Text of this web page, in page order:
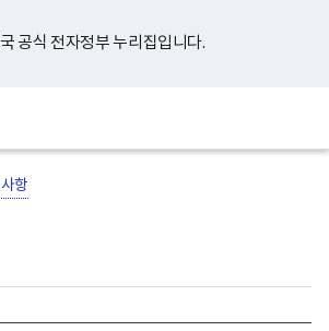
공식 전자정부 누리집입니다.
검
항